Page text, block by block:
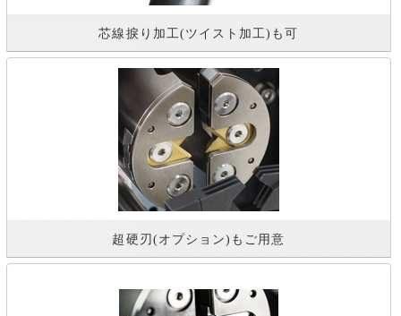
芯線捩り加工(ツイスト加工)も可
超硬刃(オプション)もご用意